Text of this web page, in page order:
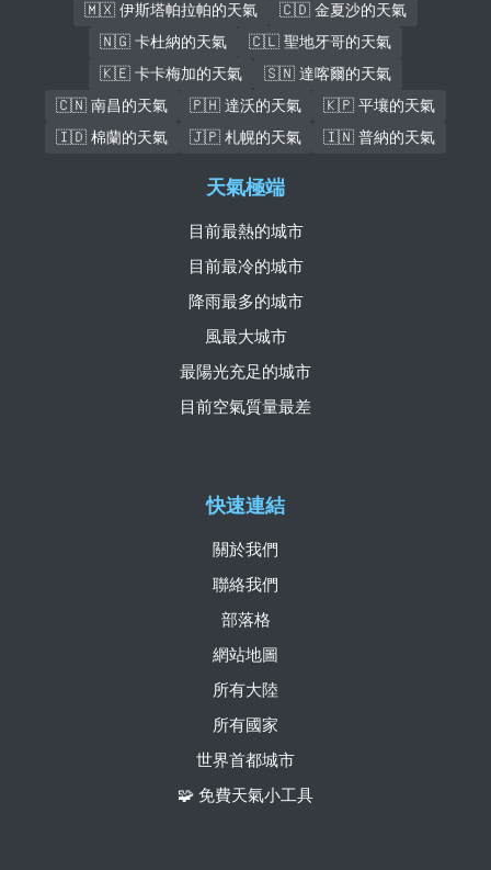
🇲🇽 伊斯塔帕拉帕的天氣
🇨🇩 金夏沙的天氣
🇳🇬 卡杜納的天氣
🇨🇱 聖地牙哥的天氣
🇰🇪 卡卡梅加的天氣
🇸🇳 達喀爾的天氣
🇨🇳 南昌的天氣
🇵🇭 達沃的天氣
🇰🇵 平壤的天氣
🇮🇩 棉蘭的天氣
🇯🇵 札幌的天氣 🇮🇳 普納的天氣
快速連結
關於我們
聯絡我們
部落格
網站地圖
所有大陸
所有國家
世界首都城市
🧩 免費天氣小工具
天氣極端
目前最熱的城市
目前最冷的城市
降雨最多的城市
風最大城市
最陽光充足的城市
目前空氣質量最差